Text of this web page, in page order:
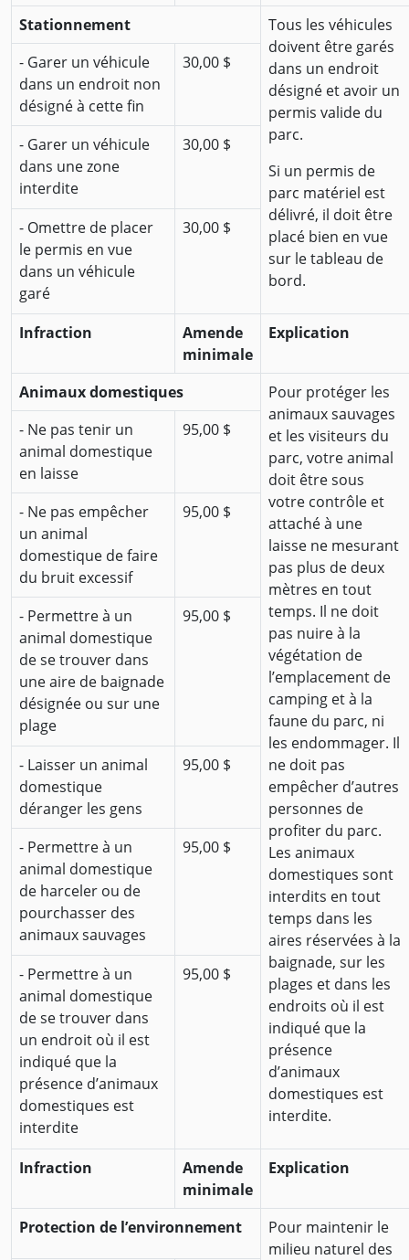
Stationnement
Tous les véhicules
doivent être garés
dans un endroit
désigné et avoir un
permis valide du
parc.
Si un permis de
parc matériel est
délivré, il doit être
placé bien en vue
sur le tableau de
bord.
- Garer un véhicule
dans un endroit non
désigné à cette fin
30,00 $
- Garer un véhicule
dans une zone
interdite
30,00 $
- Omettre de placer
le permis en vue
dans un véhicule
garé
30,00 $
Infraction
Amende
minimale
Explication
Animaux domestiques
Pour protéger les
animaux sauvages
et les visiteurs du
parc, votre animal
doit être sous
votre contrôle et
attaché à une
laisse ne mesurant
pas plus de deux
mètres en tout
temps. Il ne doit
pas nuire à la
végétation de
l’emplacement de
camping et à la
faune du parc, ni
les endommager. Il
ne doit pas
empêcher d’autres
personnes de
profiter du parc.
Les animaux
domestiques sont
interdits en tout
temps dans les
aires réservées à la
baignade, sur les
plages et dans les
endroits où il est
indiqué que la
présence
d’animaux
domestiques est
interdite.
- Ne pas tenir un
animal domestique
en laisse
95,00 $
- Ne pas empêcher
un animal
domestique de faire
du bruit excessif
95,00 $
- Permettre à un
animal domestique
de se trouver dans
une aire de baignade
désignée ou sur une
plage
95,00 $
- Laisser un animal
domestique
déranger les gens
95,00 $
- Permettre à un
animal domestique
de harceler ou de
pourchasser des
animaux sauvages
95,00 $
- Permettre à un
animal domestique
de se trouver dans
un endroit où il est
indiqué que la
présence d’animaux
domestiques est
interdite
95,00 $
Infraction
Amende
minimale
Explication
Protection de l’environnement
Pour maintenir le
milieu naturel des